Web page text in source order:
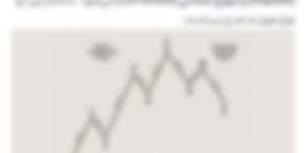
نوع موج به شرح زیر است: